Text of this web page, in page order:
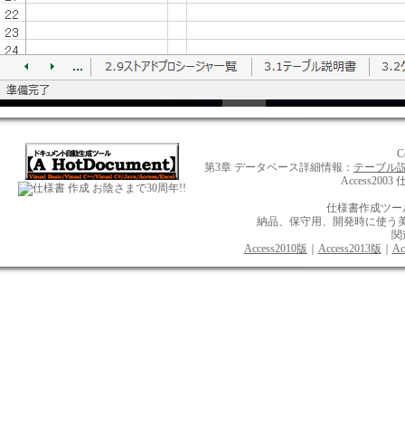
お陰さまで30周年!!
第3章 データベース詳細情報： テーブル
Access2003
仕様書作成ツー
納品、保守用、開発時に使う
関
Access2010版
Access2013版